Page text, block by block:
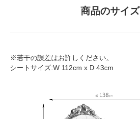
商品のサイズ
※若干の誤差はお許しください。
シートサイズ:W 112cm x D 43cm